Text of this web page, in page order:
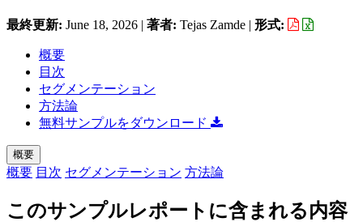
最終更新: June 18, 2026 | 著者: Tejas Zamde | 形式:
概要
目次
セグメンテーション
方法論
無料サンプルをダウンロード
概要
概要 目次 セグメンテーション 方法論
このサンプルレポートに含まれる内容